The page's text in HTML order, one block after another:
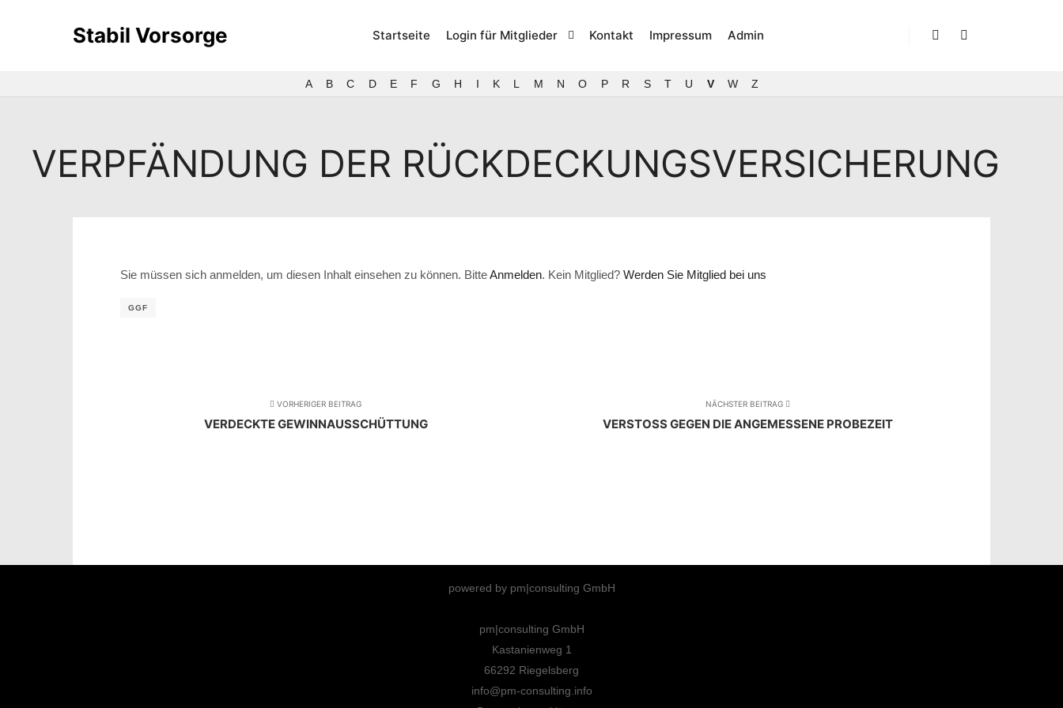
Stabil Vorsorge Startseite Login für Mitglieder Kontakt Impressum Admin
A B C D E F G H I K L M N O P R S T U V W Z
VERPFÄNDUNG DER RÜCKDECKUNGSVERSICHERUNG
Sie müssen sich anmelden, um diesen Inhalt einsehen zu können. BitteAnmelden. Kein Mitglied? Werden Sie Mitglied bei uns
GGF
VORHERIGER BEITRAG
VERDECKTE GEWINNAUSSCHÜTTUNG
NÄCHSTER BEITRAG
VERSTOSS GEGEN DIE ANGEMESSENE PROBEZEIT
powered by pm|consulting GmbH
pm|consulting GmbH
Kastanienweg 1
66292 Riegelsberg
info@pm-consulting.info